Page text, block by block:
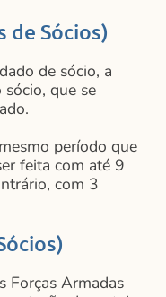
de Sócios)
de sócio, a
que se
período que
feita com até 9
com 3
Forças Armadas